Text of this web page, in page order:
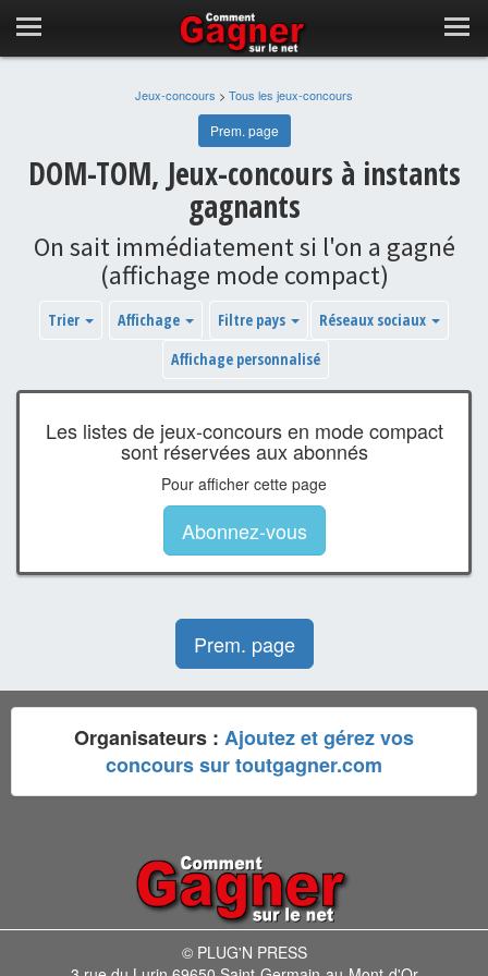
Jeux-concours > Tous les jeux-concours
Prem. page
DOM-TOM, Jeux-concours à instants
gagnants
On sait immédiatement si l'on a gagné
(affichage mode compact)
Trier Affichage Filtre pays
Réseaux sociaux
Affichage personnalisé
Les listes de jeux-concours en mode compact
sont réservées aux abonnés
Pour afficher cette page
Abonnez-vous
Prem. page
Organisateurs : Ajoutez et gérez vos
concours sur toutgagner.com
© PLUG'N PRESS